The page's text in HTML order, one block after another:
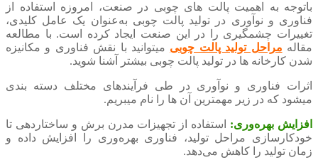
باتوجه به اهمیت پالت های چوبی در صنعت، امروزه استفاده از
فناوری و نوآوری در تولید پالت چوبی به‌عنوان یک عامل کلیدی،
تغییرات چشمگیری را در این صنعت ایجاد کرده است. با مطالعه
مقاله مراحل تولید پالت چوبی میتوانید با نقش فناوری و مکانیزه
شدن کارخانه ها در تولید پالت چوبی بیشتر آشنا شوید.
اثرات فناوری و نوآوری در طی فرآیندهای مختلف دسته بندی
میشود که در زیر مهمترین آن ها را نام میبریم.
افزایش بهره‌وری:
استفاده از تجهیزات مدرن برش و ساختاردهی تا
خودکارسازی مراحل تولید، فناوری بهره‌وری را افزایش داده و
زمان تولید را کاهش می‌دهد.